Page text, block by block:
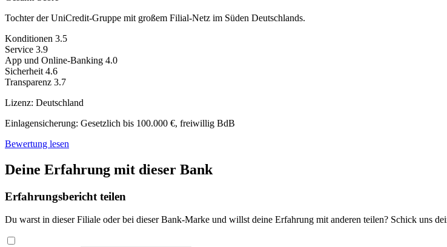
Tochter der UniCredit-Gruppe mit großem Filial-Netz im Süden Deutschlands.
Konditionen 3.5
Service 3.9
App und Online-Banking 4.0
Sicherheit 4.6
Transparenz 3.7
Lizenz: Deutschland
Einlagensicherung: Gesetzlich bis 100.000 €, freiwillig BdB
Bewertung lesen
Deine Erfahrung mit dieser Bank
Erfahrungsbericht teilen
Du warst in dieser Filiale oder bei dieser Bank-Marke und willst deine Erfahrung mit anderen teilen? Schick uns